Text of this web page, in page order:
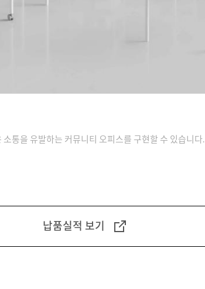
통을 유발하는 커뮤니티 오피스를 구현할 수 있습니다.
납품실적 보기